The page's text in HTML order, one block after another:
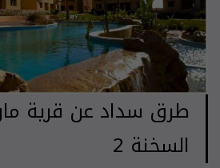
طرق سداد عن قرية
السخنة 2